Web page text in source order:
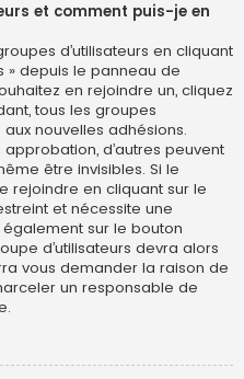
et comment puis-je en
d’utilisateurs en cliquant
» depuis le panneau de
en rejoindre un, cliquez
tous les groupes
nouvelles adhésions.
d’autres peuvent
être invisibles. Si le
rejoindre en cliquant sur le
et nécessite une
sur le bouton
d’utilisateurs devra alors
vous demander la raison de
un responsable de